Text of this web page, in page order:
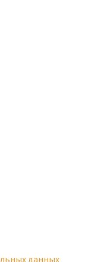
данных